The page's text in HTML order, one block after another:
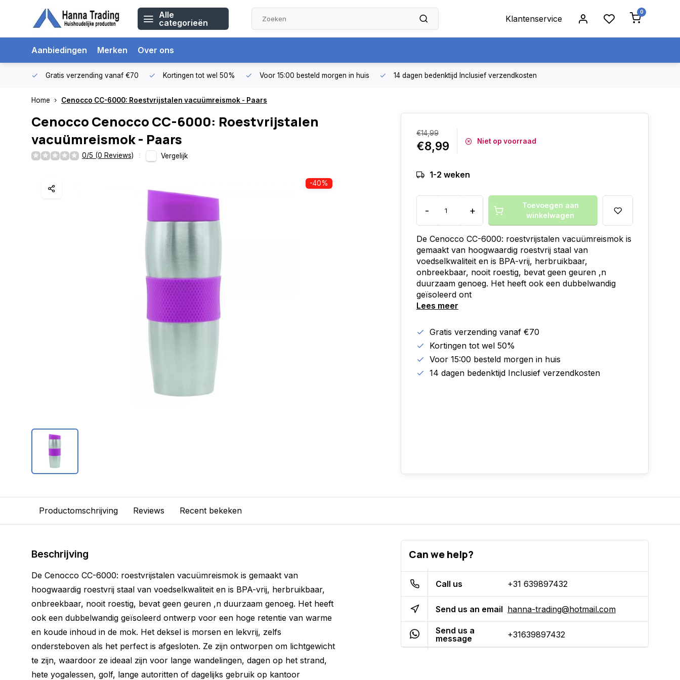
Alle
categorieën
Klantenservice
0
Aanbiedingen Merken Over ons
Gratis verzending vanaf €70 Kortingen tot wel 50% Voor 15:00 besteld morgen in huis 14 dagen bedenktijd Inclusief verzendkosten
Home Cenocco CC-6000: Roestvrijstalen vacuümreismok - Paars
Cenocco Cenocco CC-6000: Roestvrijstalen
vacuümreismok - Paars
0/5 (0 Reviews) Vergelijk
-40%
€14,99
€8,99 Niet op voorraad
1-2 weken
- +
Toevoegen aan
winkelwagen
De Cenocco CC-6000: roestvrijstalen vacuümreismok is
gemaakt van hoogwaardig roestvrij staal van
voedselkwaliteit en is BPA-vrij, herbruikbaar,
onbreekbaar, nooit roestig, bevat geen geuren ,n
duurzaam genoeg. Het heeft ook een dubbelwandig
geïsoleerd ont
Lees meer
Gratis verzending vanaf €70
Kortingen tot wel 50%
Voor 15:00 besteld morgen in huis
14 dagen bedenktijd Inclusief verzendkosten
Productomschrijving Reviews Recent bekeken
Beschrijving
De Cenocco CC-6000: roestvrijstalen vacuümreismok is gemaakt van
hoogwaardig roestvrij staal van voedselkwaliteit en is BPA-vrij, herbruikbaar,
onbreekbaar, nooit roestig, bevat geen geuren ,n duurzaam genoeg. Het heeft
ook een dubbelwandig geïsoleerd ontwerp voor een hoge retentie van warme
en koude inhoud in de mok. Het deksel is morsen en lekvrij, zelfs
ondersteboven als het perfect is afgesloten. Ze zijn ontworpen om lichtgewicht
te zijn, waardoor ze ideaal zijn voor lange wandelingen, dagen op het strand,
hete yogalessen, golf, lange autoritten of dagelijks gebruik op kantoor
Can we help?
Call us +31 639897432
Send us an email hanna-trading@hotmail.com
Send us a
message
+31639897432